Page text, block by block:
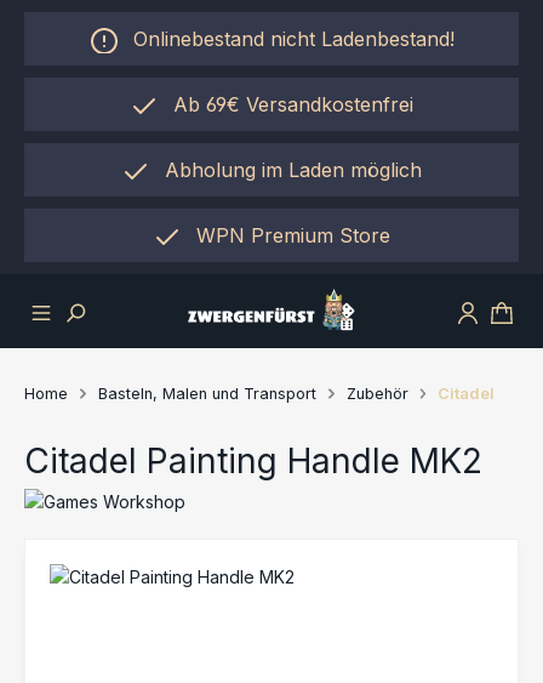
Zum Hauptinhalt springen
Onlinebestand nicht Ladenbestand!
Ab 69€ Versandkostenfrei
Abholung im Laden möglich
einfach per "Click&Collect"
WPN Premium Store
Home Basteln, Malen und Transport Zubehör Citadel
Citadel Painting Handle MK2
Bildergalerie überspringen